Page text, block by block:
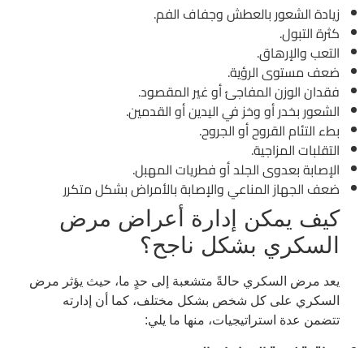
زيادة الشعور بالعطش وجفاف الفم.
كثرة التبول.
التعب والإرهاق.
ضعف مستوى الرؤية.
فقدان الوزن المفاجئ أو غير المقصود.
الشعور بخدر أو وخز في اليدين أو القدمين.
بطء التئام القروح أو الجروح.
التقلبات المزاجية.
الإصابة بعدوى الجلد أو فطريات المهبل.
ضعف الجهاز المناعي والإصابة بالأمراض بشكل متكرر
كيف يمكن إدارة أعراض مرض
السكري بشكل ناجح؟
يعد مرض السكري حالةً متشعبة إلى حدٍ ما، حيث يؤثر مرض
السكري على كل شخص بشكل مختلف، كما أن إدارته
تتضمن عدة استراتيجيات، منها ما يلي: